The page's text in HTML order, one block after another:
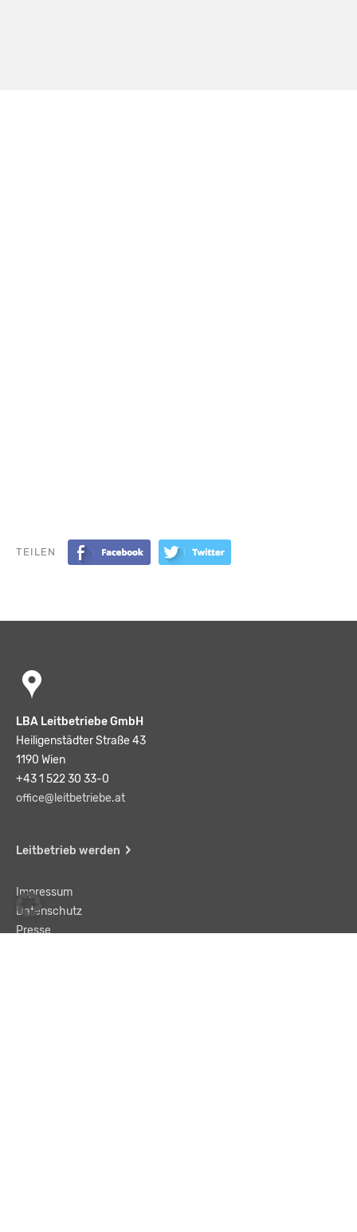
TEILEN
LBA Leitbetriebe GmbH
Heiligenstädter Straße 43
1190 Wien
+43 1 522 30 33-0
office@leitbetriebe.at
Leitbetrieb werden
Impressum
Datenschutz
Presse